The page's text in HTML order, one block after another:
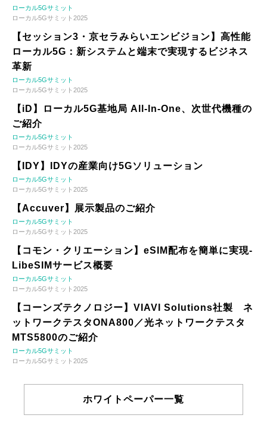
ローカル5Gサミット
ローカル5Gサミット2025
【セッション3・京セラみらいエンビジョン】高性能
ローカル5G：新システムと端末で実現するビジネス
革新
ローカル5Gサミット
ローカル5Gサミット2025
【iD】ローカル5G基地局 All-In-One、次世代機種の
ご紹介
ローカル5Gサミット
ローカル5Gサミット2025
【IDY】IDYの産業向け5Gソリューション
ローカル5Gサミット
ローカル5Gサミット2025
【Accuver】展示製品のご紹介
ローカル5Gサミット
ローカル5Gサミット2025
【コモン・クリエーション】eSIM配布を簡単に実現-
LibeSIMサービス概要
ローカル5Gサミット
ローカル5Gサミット2025
【コーンズテクノロジー】VIAVI Solutions社製 ネ
ットワークテスタONA800／光ネットワークテスタ
MTS5800のご紹介
ローカル5Gサミット
ローカル5Gサミット2025
ホワイトペーパー一覧